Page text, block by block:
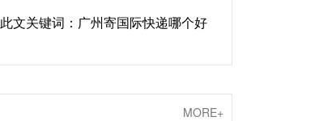
此文关键词：广州寄国际快递哪个好
MORE+